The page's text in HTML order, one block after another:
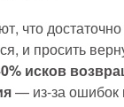
что
и просить
исков
— из-за